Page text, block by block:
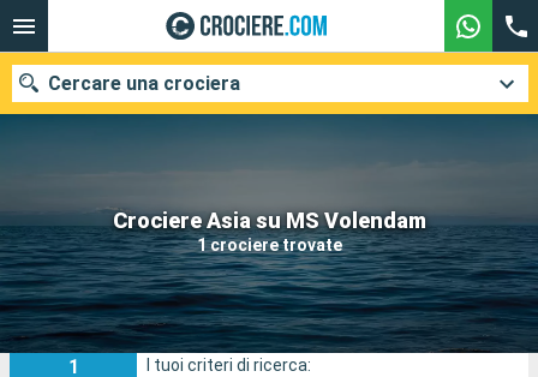
Crociere Asia su MS Volendam
1 crociere trovate
Cercare una crociera
Le nostre destinazioni
Mesi di partenza
Porti Compagnie
1
I tuoi criteri di ricerca: